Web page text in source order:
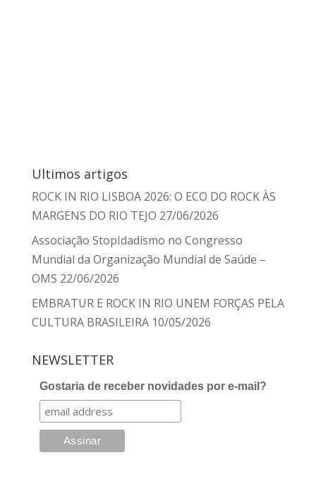
Ultimos artigos
ROCK IN RIO LISBOA 2026: O ECO DO ROCK ÀS
MARGENS DO RIO TEJO 27/06/2026
Associação StopIdadismo no Congresso
Mundial da Organização Mundial de Saúde –
OMS 22/06/2026
EMBRATUR E ROCK IN RIO UNEM FORÇAS PELA
CULTURA BRASILEIRA 10/05/2026
NEWSLETTER
Gostaria de receber novidades por e-mail?